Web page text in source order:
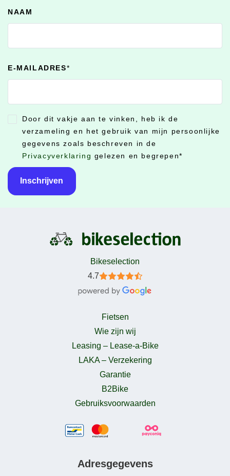
NAAM
E-MAILADRES*
CONSENT *
Door dit vakje aan te vinken, heb ik de
verzameling en het gebruik van mijn persoonlijke
gegevens zoals beschreven in de
Privacyverklaring gelezen en begrepen*
Bikeselection
4.7
Fietsen
Wie zijn wij
Leasing – Lease-a-Bike
LAKA – Verzekering
Garantie
B2Bike
Gebruiksvoorwaarden
Adresgegevens